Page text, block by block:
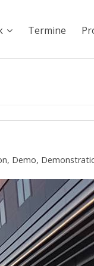
Termine
, Demo,